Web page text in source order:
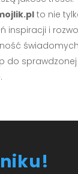
to nie
inspiracji i
do